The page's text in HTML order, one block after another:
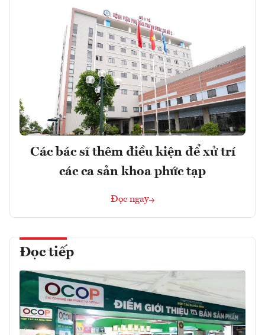
Các bác sĩ thêm điều kiện để xử trí
các ca sản khoa phức tạp
Đọc ngay
Đọc tiếp